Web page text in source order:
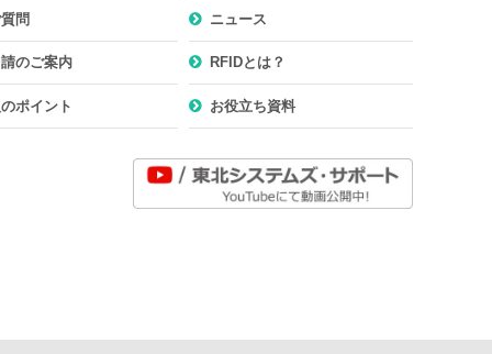
問
のご案内
ポイント
ニュース
RFIDとは？
お役立ち資料